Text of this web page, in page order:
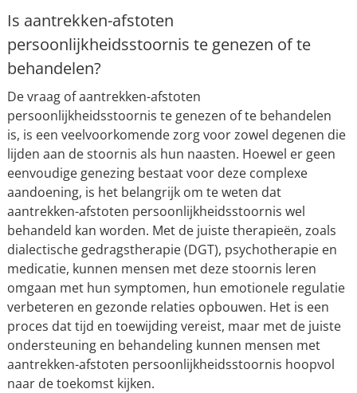
Is aantrekken-afstoten
persoonlijkheidsstoornis te genezen of te
behandelen?
De vraag of aantrekken-afstoten
persoonlijkheidsstoornis te genezen of te behandelen
is, is een veelvoorkomende zorg voor zowel degenen die
lijden aan de stoornis als hun naasten. Hoewel er geen
eenvoudige genezing bestaat voor deze complexe
aandoening, is het belangrijk om te weten dat
aantrekken-afstoten persoonlijkheidsstoornis wel
behandeld kan worden. Met de juiste therapieën, zoals
dialectische gedragstherapie (DGT), psychotherapie en
medicatie, kunnen mensen met deze stoornis leren
omgaan met hun symptomen, hun emotionele regulatie
verbeteren en gezonde relaties opbouwen. Het is een
proces dat tijd en toewijding vereist, maar met de juiste
ondersteuning en behandeling kunnen mensen met
aantrekken-afstoten persoonlijkheidsstoornis hoopvol
naar de toekomst kijken.